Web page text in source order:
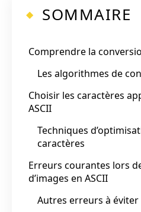
SOMMAIRE
Comprendre la
Les algorithmes de
Choisir les caractères
ASCII
Techniques
caractères
Erreurs courantes lors
d’images en ASCII
Autres erreurs à éviter